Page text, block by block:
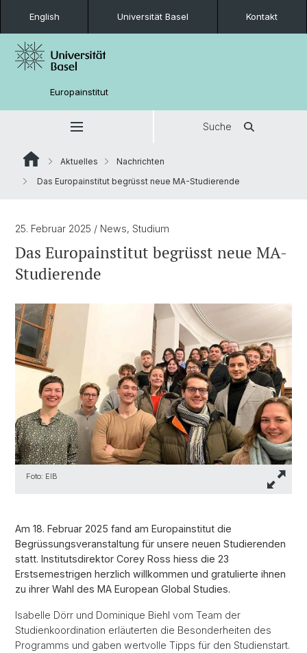
English Universität Basel Kontakt
Europainstitut
Suche
Aktuelles
Nachrichten
Das Europainstitut begrüsst neue MA-Studierende
25. Februar 2025 / News, Studium
Das Europainstitut begrüsst neue MA-
Studierende
Foto: EIB
Am 18. Februar 2025 fand am Europainstitut die
Begrüssungsveranstaltung für unsere neuen Studierenden
statt. Institutsdirektor Corey Ross hiess die 23
Erstsemestrigen herzlich willkommen und gratulierte ihnen
zu ihrer Wahl des MA European Global Studies.
Isabelle Dörr und Dominique Biehl vom Team der
Studienkoordination erläuterten die Besonderheiten des
Programms und gaben wertvolle Tipps für den Studienstart.